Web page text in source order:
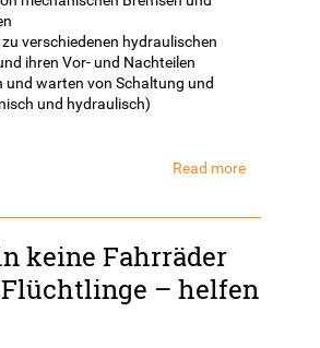
verschiedenen hydraulischen
ihren Vor- und Nachteilen
und warten von Schaltung und
und hydraulisch)
Read more
keine Fahrräder
– helfen